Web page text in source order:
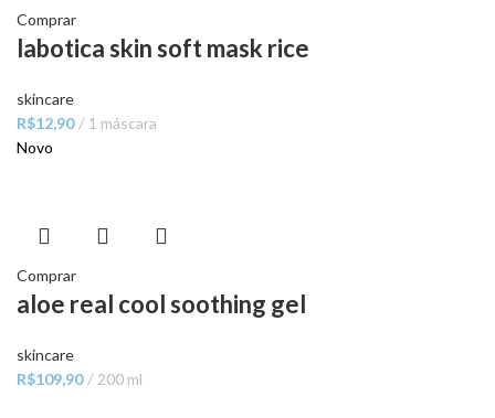
Comprar
labotica skin soft mask rice
skincare
R$12,90
1 máscara
Novo
Comprar
aloe real cool soothing gel
skincare
R$109,90 200 ml